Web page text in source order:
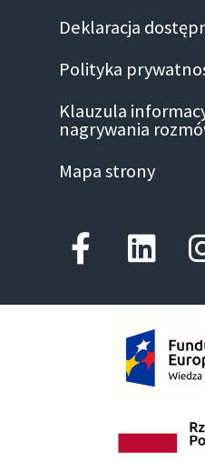
Deklaracja
Polityka
Klauzula
nagrywania
Mapa strony